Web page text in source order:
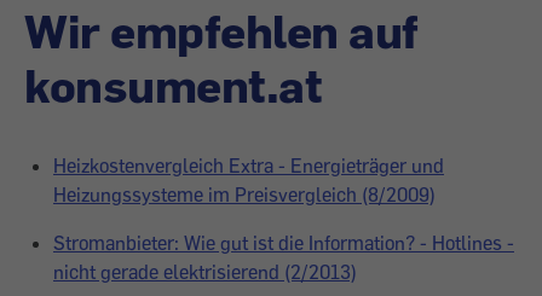
Wir empfehlen auf
konsument.at
Heizkostenvergleich Extra - Energieträger und
Heizungssysteme im Preisvergleich (8/2009)
Stromanbieter: Wie gut ist die Information? - Hotlines -
nicht gerade elektrisierend (2/2013)